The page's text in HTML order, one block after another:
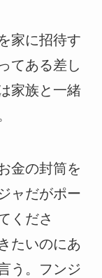
家に招待す
てある差し
家族と一緒
金の封筒を
ャだがポー
くださ
たいのにあ
う。フンジ